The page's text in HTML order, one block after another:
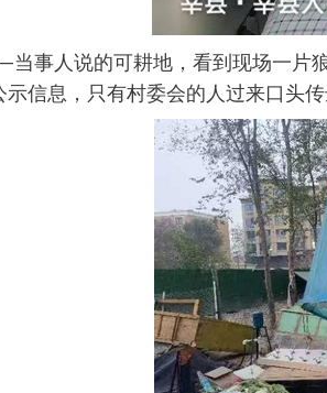
事人说的可耕地，看到现场一片
信息，只有村委会的人过来口头